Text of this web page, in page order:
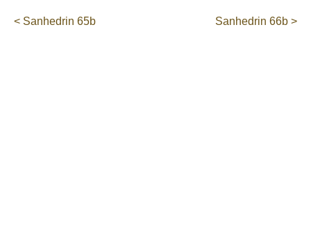
< Sanhedrin 65b Sanhedrin 66b >